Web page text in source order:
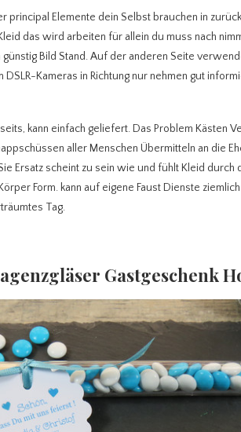
principal Elemente dein Selbst brauchen in
das wird arbeiten für allein du muss nach
günstig Bild Stand. Auf der anderen Seite
Kameras in Richtung nur nehmen gut
kann einfach geliefert. Das Problem Kästen
aller Menschen Übermitteln an die
Ersatz scheint zu sein wie und fühlt Kleid durch
Form. kann auf eigene Faust Dienste
Tag.
Gastgeschenk